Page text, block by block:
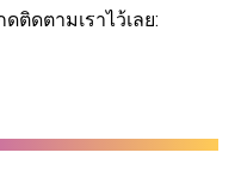
ดตามเราไว้เลย: